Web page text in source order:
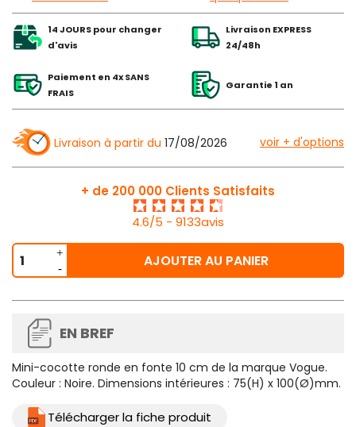
14 JOURS pour changer
d'avis
Livraison EXPRESS
24/48h
Paiement en 4x SANS
FRAIS
Garantie 1 an
Livraison à partir du 17/08/2026 voir + d'options
+ de 200 000 Clients Satisfaits
4.6/5 - 9133avis
AJOUTER AU PANIER
EN BREF
Mini-cocotte ronde en fonte 10 cm de la marque Vogue.
Couleur : Noire. Dimensions intérieures : 75(H) x 100(Ø)mm.
Télécharger la fiche produit